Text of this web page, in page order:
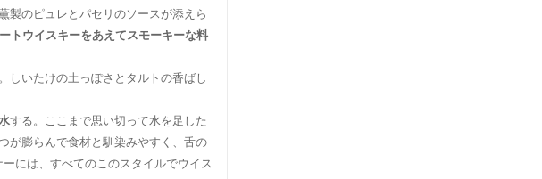
製のピュレとパセリのソースが添えら
トウイスキーをあえてスモーキーな料
しいたけの土っぽさとタルトの香ばし
する。ここまで思い切って水を足した
が膨らんで食材と馴染みやすく、舌の
には、すべてのこのスタイルでウイス